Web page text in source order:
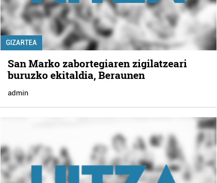
GIZARTEA
San Marko zabortegiaren zigilatzeari
buruzko ekitaldia, Beraunen
admin